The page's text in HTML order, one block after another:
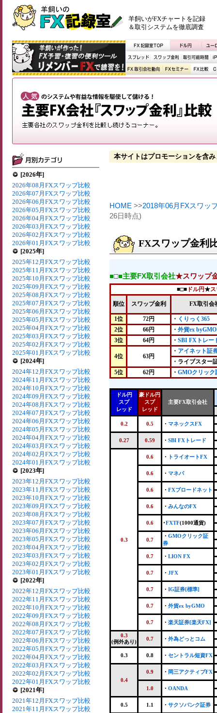
羊飼いがFXチャートを記録
＆取引システムを徹底調査
[2026年]
2026年08月FXスワップ比較
2026年07月FXスワップ比較
2026年06月FXスワップ比較
2026年05月FXスワップ比較
2026年04月FXスワップ比較
2026年03月FXスワップ比較
2026年02月FXスワップ比較
2026年01月FXスワップ比較
[2025年]
2025年12月FXスワップ比較
2025年11月FXスワップ比較
2025年10月FXスワップ比較
2025年09月FXスワップ比較
2025年08月FXスワップ比較
2025年07月FXスワップ比較
2025年06月FXスワップ比較
2025年05月FXスワップ比較
2025年04月FXスワップ比較
2025年03月FXスワップ比較
2025年02月FXスワップ比較
2025年01月FXスワップ比較
[2024年]
2024年12月FXスワップ比較
2024年11月FXスワップ比較
2024年10月FXスワップ比較
2024年09月FXスワップ比較
2024年08月FXスワップ比較
2024年07月FXスワップ比較
2024年06月FXスワップ比較
2024年05月FXスワップ比較
2024年04月FXスワップ比較
2024年03月FXスワップ比較
2024年02月FXスワップ比較
2024年01月FXスワップ比較
[2023年]
2023年12月FXスワップ比較
2023年11月FXスワップ比較
2023年10月FXスワップ比較
2023年09月FXスワップ比較
2023年08月FXスワップ比較
2023年07月FXスワップ比較
2023年06月FXスワップ比較
2023年05月FXスワップ比較
2023年04月FXスワップ比較
2023年03月FXスワップ比較
2023年02月FXスワップ比較
2023年01月FXスワップ比較
[2022年]
2022年12月FXスワップ比較
2022年11月FXスワップ比較
2022年10月FXスワップ比較
2022年09月FXスワップ比較
2022年08月FXスワップ比較
2022年07月FXスワップ比較
2022年06月FXスワップ比較
2022年05月FXスワップ比較
2022年04月FXスワップ比較
2022年03月FXスワップ比較
2022年02月FXスワップ比較
2022年01月FXスワップ比較
[2021年]
2021年12月FXスワップ比較
2021年11月FXスワップ比較
本サイトはプロモーションを含み
HOME >>2018年06月FXスワッ
26日時点)
FXスワップ金利
■□■主要FX取引会社★スワップ
■□■ ドル円★
順位 スワップ金利 FX取引会
1位 72円 ・ くりっく365
2位
66円 ・ 外貨ex byGMO
3位
64円 ・ SBI FXトレー
4位 63円
・ アイネット証
・ライブスター
5位
62円 ・ GMOクリック
ドル円
スプ
レッド
豪ドル円
スプ
レッド
主要FX取引会社
0.2 0.5 ・ マネックスFX
0.27 0.59 ・ SBI FXトレード
0.3
0.6 ・ トライオートFX
0.6 ・ マネパ
0.6 ・ FXブロードネット
0.6 ・ みんなのFX
0.6 ･FXTF(1000通貨)
0.7
・ GMOクリック証
券
0.7 ・ LION FX
0.7 ・ JFX
0.7 ・ IG証券[標準]
0.7 ・ 外貨ex byGMO
0.7 ・ 楽天証券[楽天FX]
0.3
(例外あり)
0.7 ・ 外為どっとコム
0.3 0.8 ・ セントラル短資FX
0.4
0.9 ・ 岡三アクティブFX
1.0 ・ OANDA
0.5 1.1 ・ サクソバンク証券